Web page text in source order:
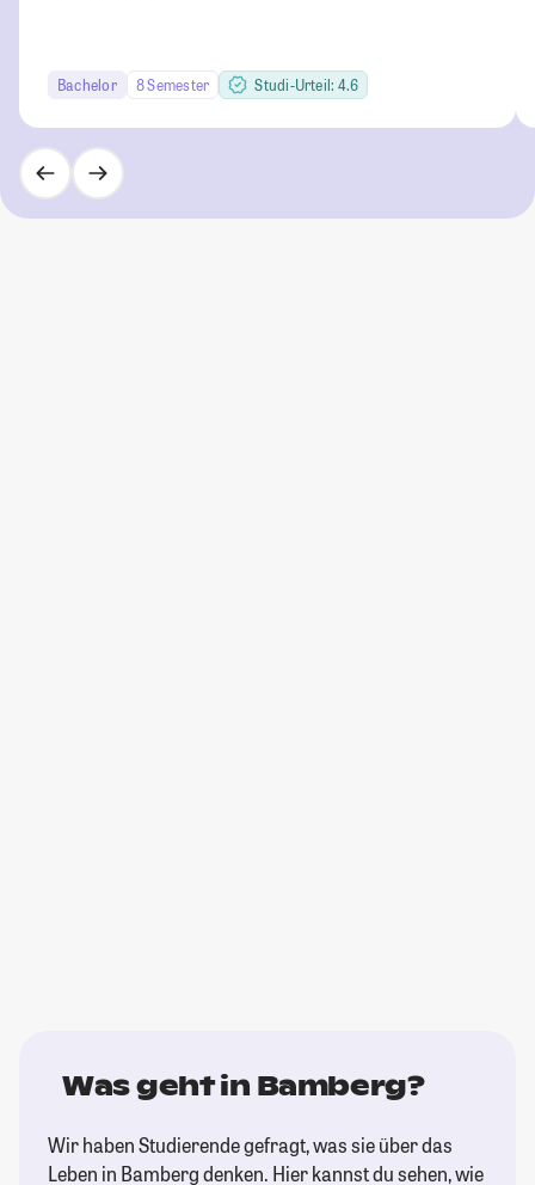
Bachelor 8 Semester Studi-Urteil: 4.6
Was geht in Bamberg?
Wir haben Studierende gefragt, was sie über das
Leben in Bamberg denken. Hier kannst du sehen, wie